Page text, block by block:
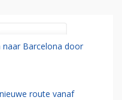
naar Barcelona door
route vanaf